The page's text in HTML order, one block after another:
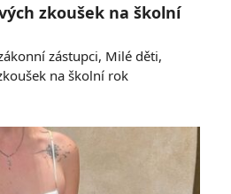
zkoušek na školní
zástupci, Milé děti,
na školní rok